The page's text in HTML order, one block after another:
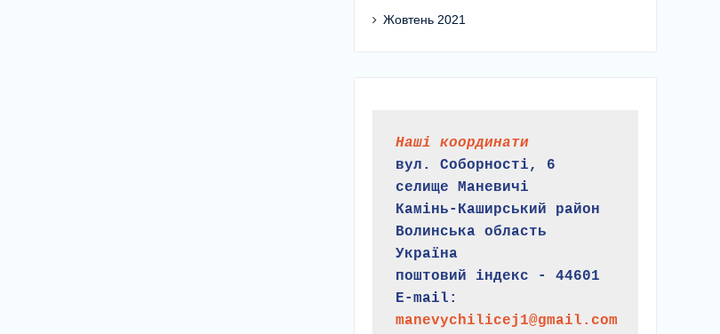
Жовтень 2021
Наші координати
вул. Соборності, 6
селище Маневичі
Камінь-Каширський район
Волинська область
Україна
поштовий індекс - 44601
E-mail:
manevychilicej1@gmail.com